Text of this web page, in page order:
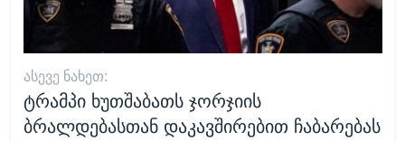
ᲐᲡᲔᲕᲔ ᲜᲐᲮᲔᲗ:
ტრამპი ხუთშაბათს ჯორჯიის
ბრალდებასთან დაკავშირებით ჩაბარებას